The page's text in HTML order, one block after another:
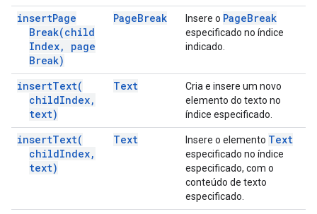
insertPage
Break(child
Index,
page
Break)
PageBreak Insere o PageBreak
especificado no índice
indicado.
insertText(
childIndex,
text)
Text
Cria e insere um novo
elemento do texto no
índice especificado.
insertText(
childIndex,
text)
Text Insere o elemento Text
especificado no índice
especificado, com o
conteúdo de texto
especificado.